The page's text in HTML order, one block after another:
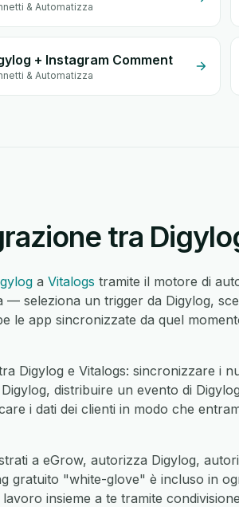
& Automatizza
+ Instagram Comment
& Automatizza
tra
a Vitalogs tramite il motore di
seleziona un trigger da Digylog,
le app sincronizzate da quel
Digylog e Vitalogs: sincronizzare i
distribuire un evento di
i dati dei clienti in modo che
a eGrow, autorizza Digylog,
gratuito "white-glove" è incluso in
insieme a te tramite